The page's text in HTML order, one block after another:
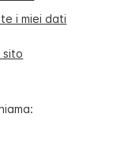
i miei dati
sito